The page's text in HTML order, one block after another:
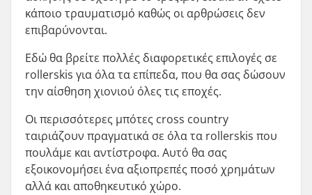
κάποιο τραυματισμό καθώς οι αρθρώσεις δεν
επιβαρύνονται.
Εδώ θα βρείτε πολλές διαφορετικές επιλογές σε
rollerskis για όλα τα επίπεδα, που θα σας δώσουν
την αίσθηση χιονιού όλες τις εποχές.
Οι περισσότερες μπότες cross country
ταιριάζουν πραγματικά σε όλα τα rollerskis που
πουλάμε και αντίστροφα. Αυτό θα σας
εξοικονομήσει ένα αξιοπρεπές ποσό χρημάτων
αλλά και αποθηκευτικό χώρο.